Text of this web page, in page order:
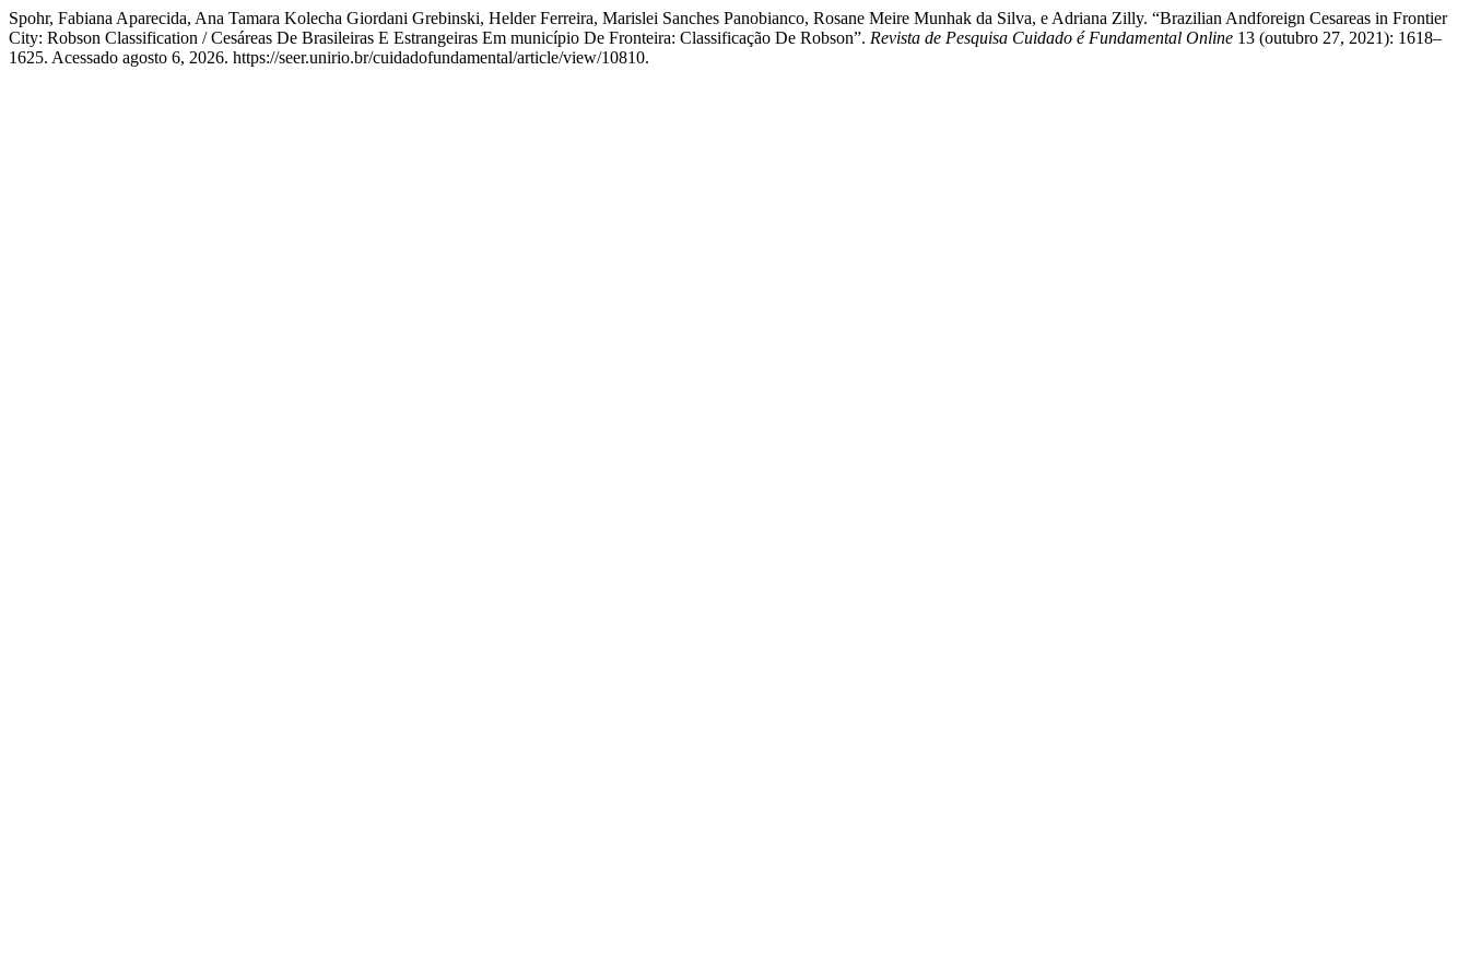
Spohr, Fabiana Aparecida, Ana Tamara Kolecha Giordani Grebinski, Helder Ferreira, Marislei Sanches Panobianco, Rosane Meire Munhak da Silva, e Adriana Zilly. “Brazilian Andforeign Cesareas in Frontier
City: Robson Classification / Cesáreas De Brasileiras E Estrangeiras Em município De Fronteira: Classificação De Robson”. Revista de Pesquisa Cuidado é Fundamental Online 13 (outubro 27, 2021): 1618–
1625. Acessado agosto 6, 2026. https://seer.unirio.br/cuidadofundamental/article/view/10810.